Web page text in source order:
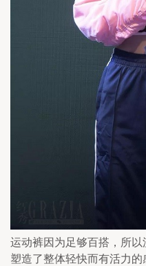
运动裤因为足够百搭，所
塑造了整体轻快而有活力的